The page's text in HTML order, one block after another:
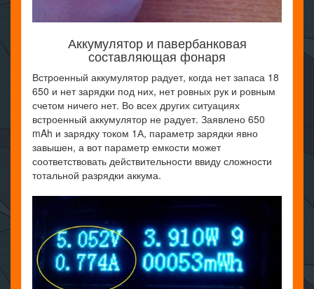
Аккумулятор и павербанковая
составляющая фонаря
Встроенный аккумулятор радует, когда нет запаса 18
650 и нет зарядки под них, нет ровных рук и ровным
счетом ничего нет. Во всех других ситуациях
встроенный аккумулятор не радует. Заявлено 650
mAh и зарядку током 1А, параметр зарядки явно
завышен, а вот параметр емкости может
соответствовать действительности ввиду сложности
тотальной разрядки аккума.